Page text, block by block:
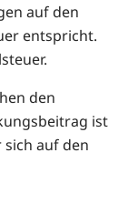
auf den
entspricht.
den
ist
sich auf den